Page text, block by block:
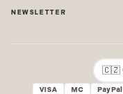
Ochrana osobních údajů
GEL LAKY
NEWSLETTER
VISA MC PayPal